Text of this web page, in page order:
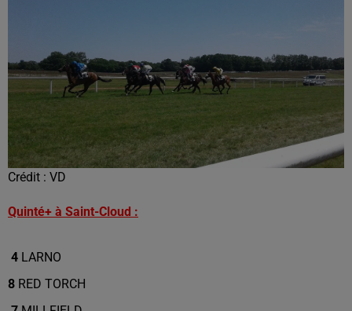
Crédit : VD
Quinté+ à Saint-Cloud :
4 LARNO
8 RED TORCH